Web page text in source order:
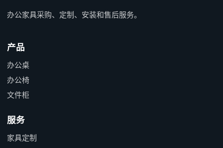
办公家具采购、定制、安装和售后服务。
产品
办公桌
办公椅
文件柜
服务
家具定制